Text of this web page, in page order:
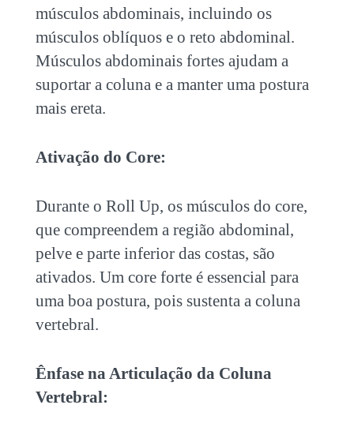
músculos abdominais, incluindo os
músculos oblíquos e o reto abdominal.
Músculos abdominais fortes ajudam a
suportar a coluna e a manter uma postura
mais ereta.
Ativação do Core:
Durante o Roll Up, os músculos do core,
que compreendem a região abdominal,
pelve e parte inferior das costas, são
ativados. Um core forte é essencial para
uma boa postura, pois sustenta a coluna
vertebral.
Ênfase na Articulação da Coluna
Vertebral: